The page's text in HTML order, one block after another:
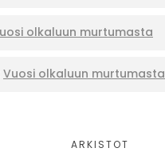
olkaluun murtumasta
Vuosi olkaluun murtumasta
ARKISTOT